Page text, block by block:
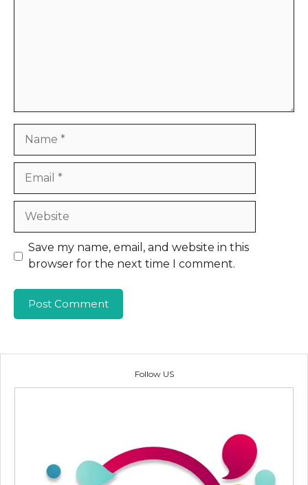
Website
Save my name, email, and website in this
browser for the next time I comment.
Follow US